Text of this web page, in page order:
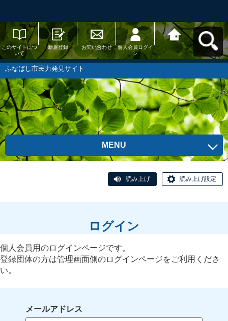
このサイトにつ
いて
新規登録 お問い合わせ
個人会員ログイ
ン
ふなばし市民力
発見サイトへ戻
る
ふなばし市民力発見サイト
MENU
読み上げ 読み上げ設定
ログイン
個人会員用のログインページです。
登録団体の方は管理画面側のログインページをご利用くださ
い。
メールアドレス